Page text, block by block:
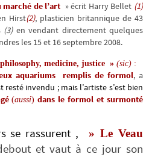
de l’art » écrit Harry Bellet (1)
Hirst(2), plasticien britannique de 43
(3)en vendant directement quelques
les 15 et 16 septembre 2008.
medicine, justice » (sic) :
aquariums remplis de formol, a
resté invendu ; mais l’artiste s’est bien
(aussi) dans le formol et surmonté
se rassurent ,
» Le Veau
et vaut à ce jour son